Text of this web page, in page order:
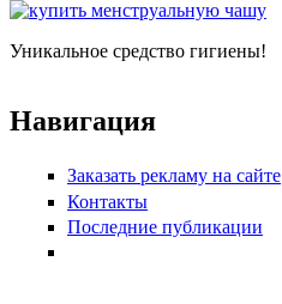
Уникальное средство гигиены!
Навигация
Заказать рекламу на сайте
Контакты
Последние публикации